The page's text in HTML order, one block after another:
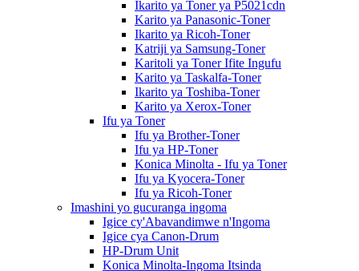
Ikarito ya Toner ya P5021cdn
Karito ya Panasonic-Toner
Ikarito ya Ricoh-Toner
Katriji ya Samsung-Toner
Karitoli ya Toner Ifite Ingufu
Karito ya Taskalfa-Toner
Ikarito ya Toshiba-Toner
Karito ya Xerox-Toner
Ifu ya Toner
Ifu ya Brother-Toner
Ifu ya HP-Toner
Konica Minolta - Ifu ya Toner
Ifu ya Kyocera-Toner
Ifu ya Ricoh-Toner
Imashini yo gucuranga ingoma
Igice cy'Abavandimwe n'Ingoma
Igice cya Canon-Drum
HP-Drum Unit
Konica Minolta-Ingoma Itsinda